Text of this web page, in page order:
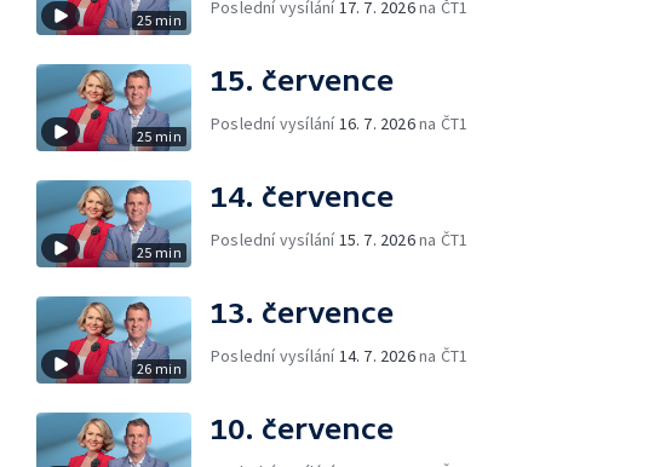
25 min
Poslední vysílání 17. 7. 2026na ČT1
25 min
15. července
Poslední vysílání 16. 7. 2026na ČT1
25 min
14. července
Poslední vysílání 15. 7. 2026na ČT1
26 min
13. července
Poslední vysílání 14. 7. 2026na ČT1
10. července